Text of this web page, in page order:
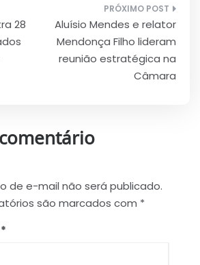
28
Aluísio Mendes e relator
Mendonça Filho lideram
reunião estratégica na
Câmara
de e-mail não será publicado.
são marcados com *